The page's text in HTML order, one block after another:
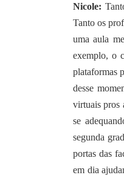
Nicole:
Tanto os
uma aula
exemplo, o
plataformas
desse
virtuais pros
se
segunda
portas das
em dia